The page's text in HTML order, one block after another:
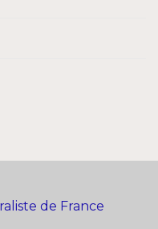
de France